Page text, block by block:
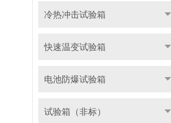
冷热冲击试验箱
快速温变试验箱
电池防爆试验箱
试验箱（非标）